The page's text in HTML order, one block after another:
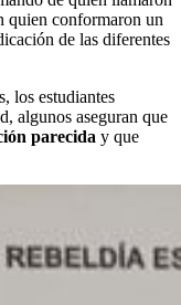
quien conformaron un
de las diferentes
los estudiantes
algunos aseguran que
parecida y que